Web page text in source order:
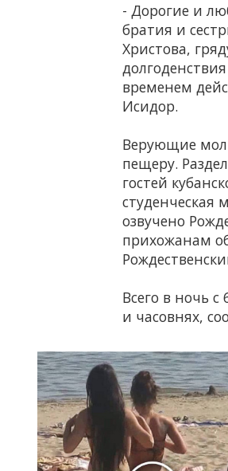
- Дорогие и
братия и
Христова,
временем
Исидор.
Верующие
пещеру.
гостей
студенческая
озвучено
прихожанам
Всего в ночь
и часовнях,